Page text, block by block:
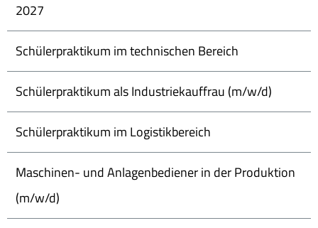
2027
Schülerpraktikum im technischen Bereich
Schülerpraktikum als Industriekauffrau (m/w/d)
Schülerpraktikum im Logistikbereich
Maschinen- und Anlagenbediener in der Produktion
(m/w/d)